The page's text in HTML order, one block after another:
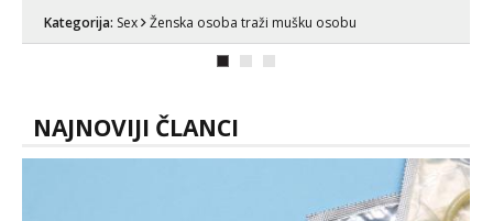
Kategorija: Sex Ženska osoba traži mušku osobu
NAJNOVIJI ČLANCI